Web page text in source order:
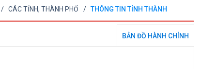
CÁC TỈNH, THÀNH PHỐ THÔNG TIN TỈNH THÀNH
BẢN ĐỒ HÀNH CHÍNH